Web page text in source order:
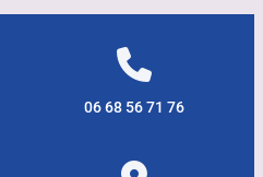
06 68 56 71 76